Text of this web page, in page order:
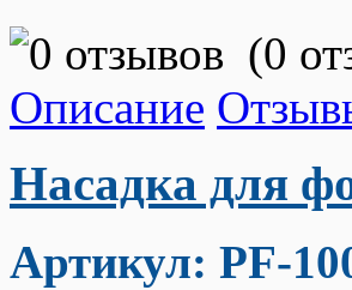
(0
Описание
Насадка для
Артикул: PF-